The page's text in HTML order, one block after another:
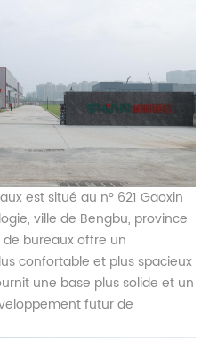
est situé au n° 621 Gaoxin
ville de Bengbu, province
bureaux offre un
confortable et plus spacieux
une base plus solide et un
futur de